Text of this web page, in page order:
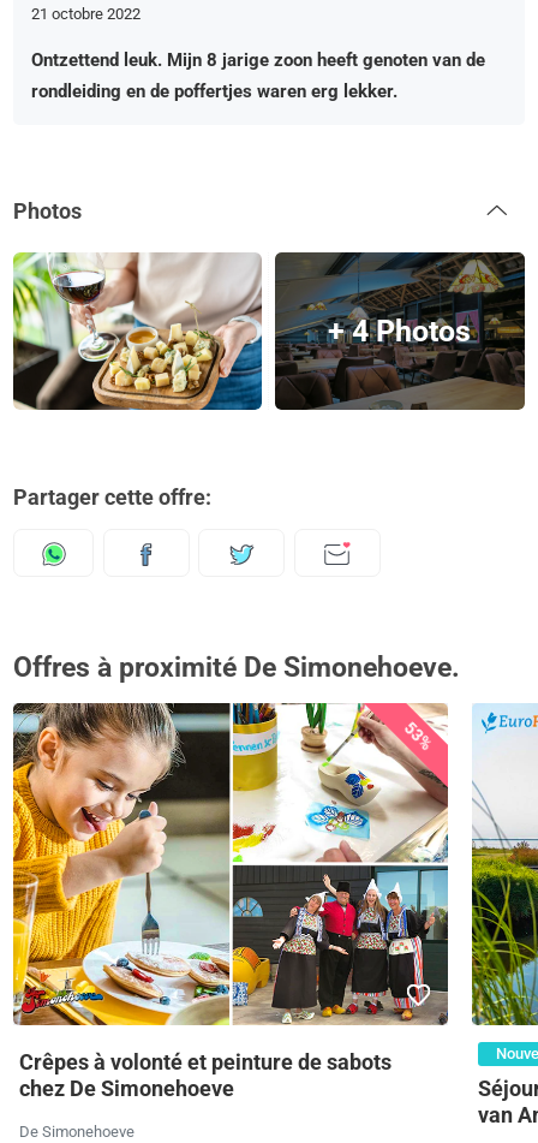
21 octobre 2022
Ontzettend leuk. Mijn 8 jarige zoon heeft genoten van de
rondleiding en de poffertjes waren erg lekker.
Photos
+ 4 Photos
Partager cette offre:
Offres à proximité De Simonehoeve.
53%
Crêpes à volonté et peinture de sabots
chez De Simonehoeve
De Simonehoeve
van